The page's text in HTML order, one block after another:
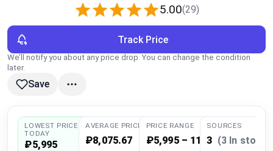
Blog
Compare
Log in
5.00(29)
Track Price
We’ll notify you about any price drop. You can change the condition
later.
Save
LOWEST PRICE
TODAY
₽5,995
AVERAGE PRICE
₽8,075.67
PRICE RANGE
₽5,995 – 11,712
SOURCES
3 (3 In stock)